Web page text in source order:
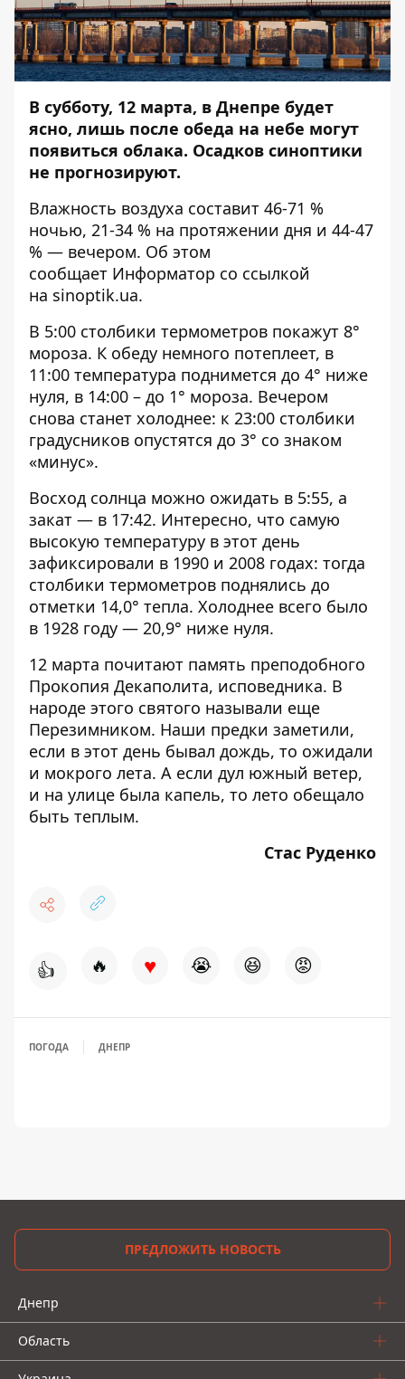
В субботу, 12 марта, в Днепре будет
ясно, лишь после обеда на небе могут
появиться облака. Осадков синоптики
не прогнозируют.
Влажность воздуха составит 46-71 %
ночью, 21-34 % на протяжении дня и 44-47
% — вечером. Об этом
сообщает Информатор со ссылкой
на sinoptik.ua.
В 5:00 столбики термометров покажут 8°
мороза. К обеду немного потеплеет, в
11:00 температура поднимется до 4° ниже
нуля, в 14:00 – до 1° мороза. Вечером
снова станет холоднее: к 23:00 столбики
градусников опустятся до 3° со знаком
«минус».
Восход солнца можно ожидать в 5:55, а
закат — в 17:42. Интересно, что самую
высокую температуру в этот день
зафиксировали в 1990 и 2008 годах: тогда
столбики термометров поднялись до
отметки 14,0° тепла. Холоднее всего было
в 1928 году — 20,9° ниже нуля.
12 марта почитают память преподобного
Прокопия Декаполита, исповедника. В
народе этого святого называли еще
Перезимником. Наши предки заметили,
если в этот день бывал дождь, то ожидали
и мокрого лета. А если дул южный ветер,
и на улице была капель, то лето обещало
быть теплым.
Стас Руденко
👍 🔥 ♥ 😭 😆 😡
ПОГОДА ДНЕПР
ПРЕДЛОЖИТЬ НОВОСТЬ
Днепр
Область